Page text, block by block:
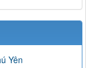
Yên